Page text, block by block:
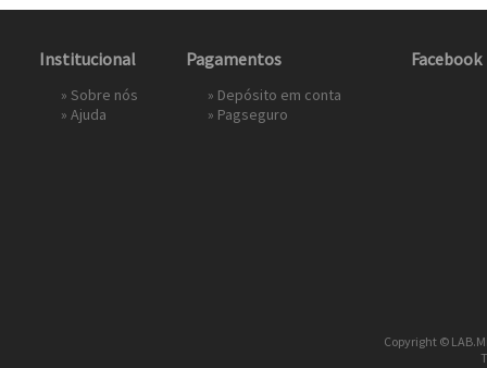
Institucional
» Sobre nós
» Ajuda
Pagamentos
» Depósito em conta
» Pagseguro
Facebook
Copyright ©